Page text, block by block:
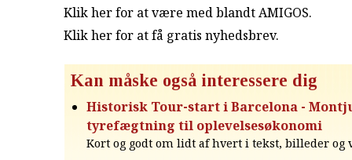
Klik her for at være med blandt AMIGOS.
Klik her for at få gratis nyhedsbrev.
Kan måske også interessere dig
Historisk Tour-start i Barcelona -
tyrefægtning til oplevelsesøkonomi
Kort og godt om lidt af hvert i tekst, billeder og